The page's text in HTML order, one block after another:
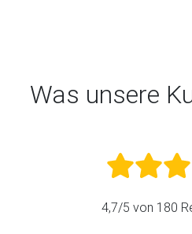
Was unsere
4,7/5 von 180